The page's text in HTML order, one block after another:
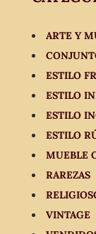
ARTE Y
ESTILO
ESTILO
ESTILO
ESTILO
MUEBLE
RAREZAS
VINTAGE